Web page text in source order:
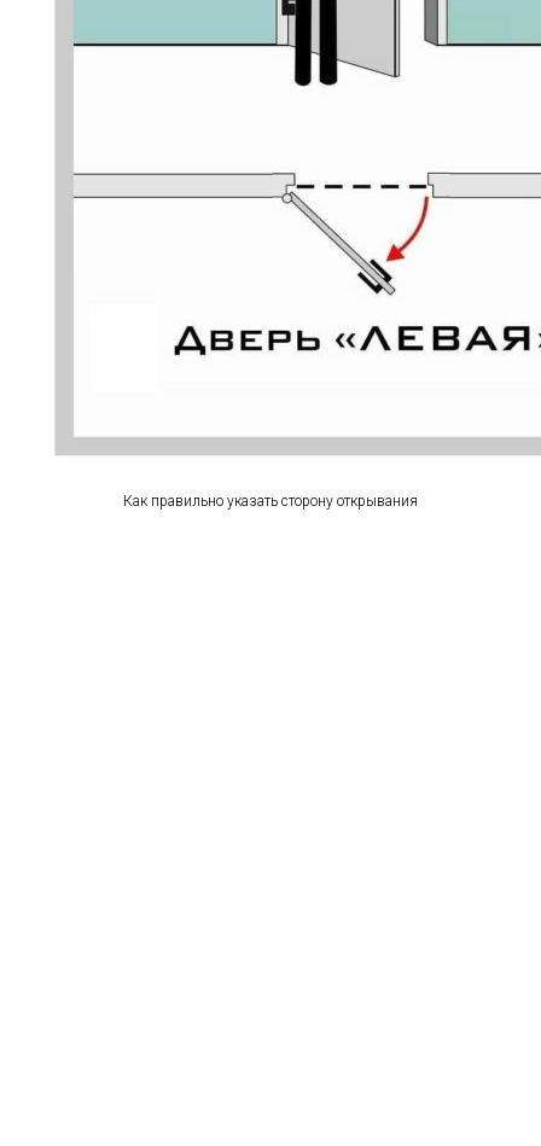
Как правильно указать сторону открывания